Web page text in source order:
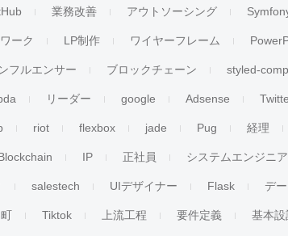
業務改善 アウトソーシング
ーク LP制作 ワイヤーフレーム
フルエンサー ブロックチェーン styled-
リーダー google Adsense
riot flexbox jade Pug 経理
IP 正社員 システムエンジニア
salestech UIデザイナー Flask デ
Tiktok 上流工程 要件定義 基本設